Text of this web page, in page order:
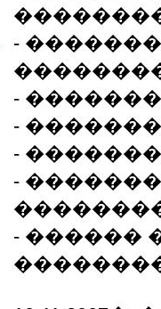
-
-
-
-
-
- ������